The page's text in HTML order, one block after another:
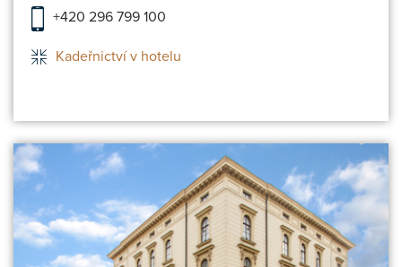
+420 296 799 100
Kadeřnictví v hotelu